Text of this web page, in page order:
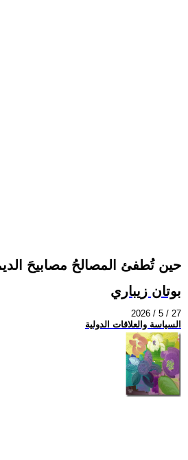
حين تُطفئ المصالحُ مصابيحَ
بوتان زيباري
2026 / 5 / 27
السياسة والعلاقات الدولية